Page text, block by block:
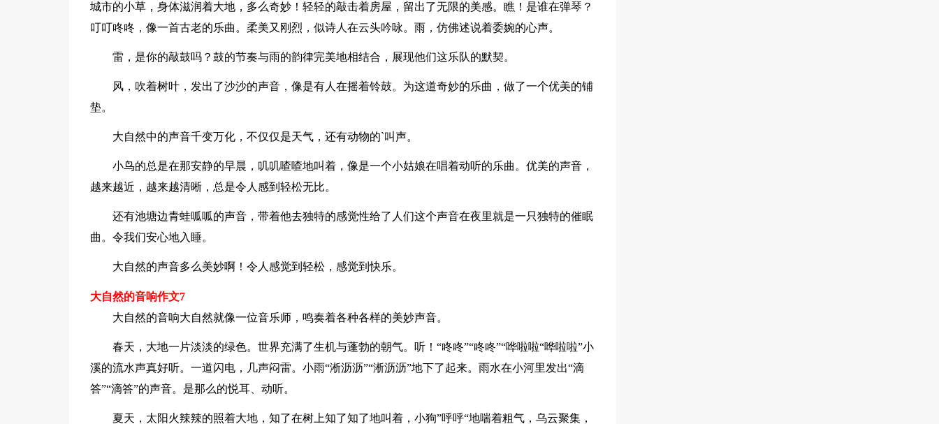
城市的小草，身体滋润着大地，多么奇妙！轻轻的敲击着房屋，留出了无限的美感。瞧！是谁在弹琴？
叮叮咚咚，像一首古老的乐曲。柔美又刚烈，似诗人在云头吟咏。雨，仿佛述说着委婉的心声。
雷，是你的敲鼓吗？鼓的节奏与雨的韵律完美地相结合，展现他们这乐队的默契。
风，吹着树叶，发出了沙沙的声音，像是有人在摇着铃鼓。为这道奇妙的乐曲，做了一个优美的铺
垫。
大自然中的声音千变万化，不仅仅是天气，还有动物的`叫声。
小鸟的总是在那安静的早晨，叽叽喳喳地叫着，像是一个小姑娘在唱着动听的乐曲。优美的声音，
越来越近，越来越清晰，总是令人感到轻松无比。
还有池塘边青蛙呱呱的声音，带着他去独特的感觉性给了人们这个声音在夜里就是一只独特的催眠
曲。令我们安心地入睡。
大自然的声音多么美妙啊！令人感觉到轻松，感觉到快乐。
大自然的音响作文7
大自然的音响大自然就像一位音乐师，鸣奏着各种各样的美妙声音。
春天，大地一片淡淡的绿色。世界充满了生机与蓬勃的朝气。听！“咚咚”“咚咚”“哗啦啦“哗啦啦”小
溪的流水声真好听。一道闪电，几声闷雷。小雨“淅沥沥”“淅沥沥”地下了起来。雨水在小河里发出“滴
答”“滴答”的声音。是那么的悦耳、动听。
夏天，太阳火辣辣的照着大地，知了在树上知了知了地叫着，小狗”呼呼“地喘着粗气，乌云聚集，